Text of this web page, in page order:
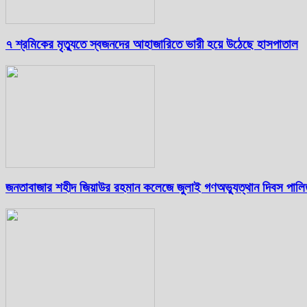
৭ শ্রমিকের মৃত্যুতে স্বজনদের আহাজারিতে ভারী হয়ে উঠেছে হাসপাতাল
জনতাবাজার শহীদ জিয়াউর রহমান কলেজে জুলাই গণঅভ্যুত্থান দিবস